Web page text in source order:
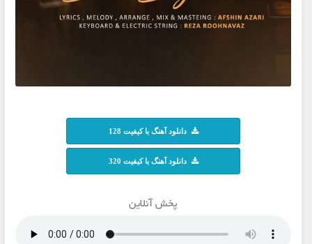
دانلود آهنگ با کیفیت 128
دانلود آهنگ با کیفیت 320
پخش آنلاین